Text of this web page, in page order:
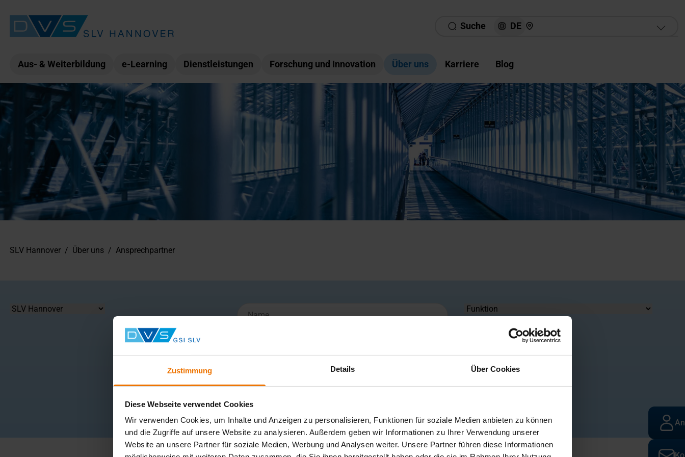
Zustimmung Details Über Cookies
Diese Webseite verwendet Cookies
Wir verwenden Cookies, um Inhalte und Anzeigen zu personalisieren, Funktionen für soziale Medien anbieten zu können
und die Zugriffe auf unsere Website zu analysieren. Außerdem geben wir Informationen zu Ihrer Verwendung unserer
Website an unsere Partner für soziale Medien, Werbung und Analysen weiter. Unsere Partner führen diese Informationen
Suche DE Hier finden Sie uns
Aus- & Weiterbildung e-Learning Dienstleistungen Forschung und Innovation Über uns Karriere Blog
SLV Hannover / Über uns / Ansprechpartner
Standort Funktion
Alle A B C D E F G H I J K L M N O P Q R